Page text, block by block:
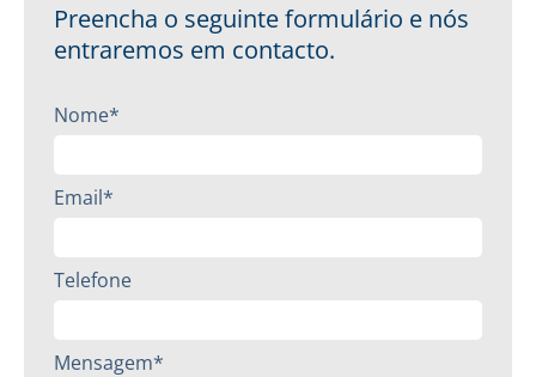
Preencha o seguinte formulário e nós
entraremos em contacto.
Nome*
Email*
Telefone
Mensagem*